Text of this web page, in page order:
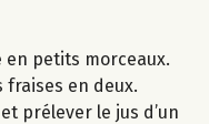
en petits morceaux.
fraises en deux.
prélever le jus d’un